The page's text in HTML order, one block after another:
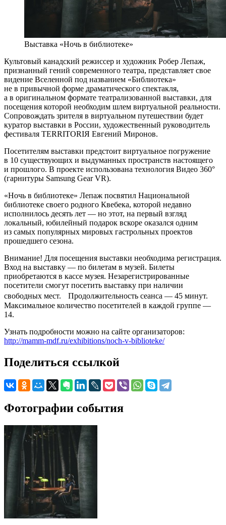
Выставка «Ночь в библиотеке»
Культовый канадский режиссер и художник Робер Лепаж,
признанный гений современного театра, представляет свое
видение Вселенной под названием «Библиотека»
не в привычной форме драматического спектакля,
а в оригинальном формате театрализованной выставки, для
посещения которой необходим шлем виртуальной реальности.
Сопровождать зрителя в виртуальном путешествии будет
куратор выставки в России, художественный руководитель
фестиваля TERRITORIЯ Евгений Миронов.
Посетителям выставки предстоит виртуальное погружение
в 10 существующих и выдуманных пространств настоящего
и прошлого. В проекте использована технология Видео 360°
(гарнитуры Samsung Gear VR).
«Ночь в библиотеке» Лепаж посвятил Национальной
библиотеке своего родного Квебека, которой недавно
исполнилось десять лет — но этот, на первый взгляд
локальный, юбилейный подарок вскоре оказался одним
из самых популярных мировых гастрольных проектов
прошедшего сезона.
Внимание! Для посещения выставки необходима регистрация.
Вход на выставку — по билетам в музей. Билеты
приобретаются в кассе музея. Незарегистрированные
посетители смогут посетить выставку при наличии
свободных мест. Продолжительность сеанса — 45 минут.
Максимальное количество посетителей в каждой группе —
14.
Узнать подробности можно на сайте организаторов:
http://mamm-mdf.ru/exhibitions/noch-v-biblioteke/
Поделиться ссылкой
Фотографии события